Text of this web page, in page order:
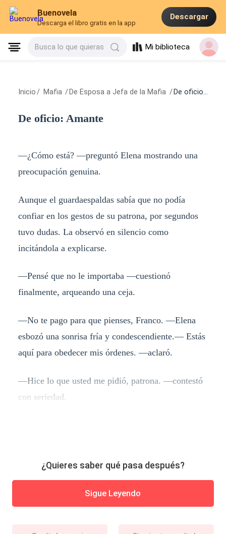
Buenovela
Descarga el libro gratis en la app
Descargar
Busca lo que quieras Mi biblioteca
Inicio / Mafia / De Esposa a Jefa de la Mafia / De oficio: Amante
De oficio: Amante
—¿Cómo está? —preguntó Elena mostrando una
preocupación genuina.
Aunque el guardaespaldas sabía que no podía
confiar en los gestos de su patrona, por segundos
tuvo dudas. La observó en silencio como
incitándola a explicarse.
—Pensé que no le importaba —cuestionó
finalmente, arqueando una ceja.
—No te pago para que pienses, Franco. —Elena
esbozó una sonrisa fría y condescendiente.— Estás
aquí para obedecer mis órdenes. —aclaró.
—Hice lo que usted me pidió, patrona. —contestó
con seriedad.
¿Quieres saber qué pasa después?
Sigue Leyendo